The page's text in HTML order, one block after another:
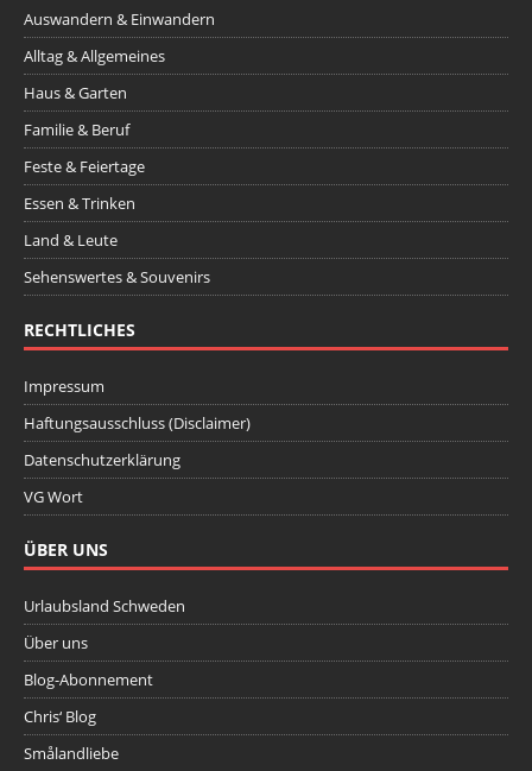
Auswandern & Einwandern
Alltag & Allgemeines
Haus & Garten
Familie & Beruf
Feste & Feiertage
Essen & Trinken
Land & Leute
Sehenswertes & Souvenirs
RECHTLICHES
Impressum
Haftungsausschluss (Disclaimer)
Datenschutzerklärung
VG Wort
ÜBER UNS
Urlaubsland Schweden
Über uns
Blog-Abonnement
Chris‘ Blog
Smålandliebe